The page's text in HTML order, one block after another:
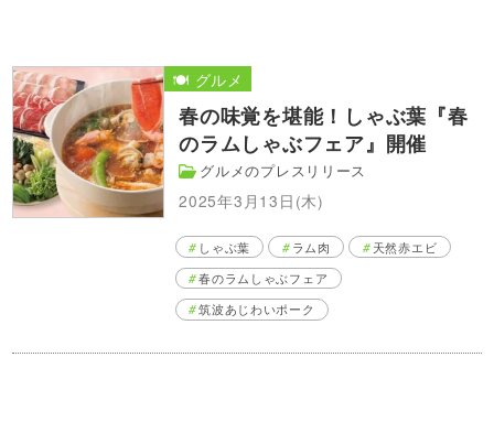
春の味覚を堪能！しゃぶ葉『春
のラムしゃぶフェア』開催
グルメのプレスリリース
2025年3月13日(木)
🍽️ グルメ
しゃぶ葉 ラム肉
天然赤エビ
春のラムしゃぶフェア
筑波あじわいポーク